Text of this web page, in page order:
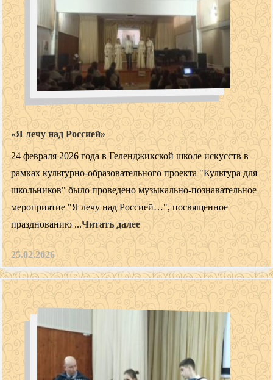
«Я лечу над Россией»
24 февраля 2026 года в Геленджикской школе искусств в
рамках культурно-образовательного проекта "Культура для
школьников" было проведено музыкально-познавательное
мероприятие "Я лечу над Россией…", посвященное
празднованию ...Читать далее
25.02.2026